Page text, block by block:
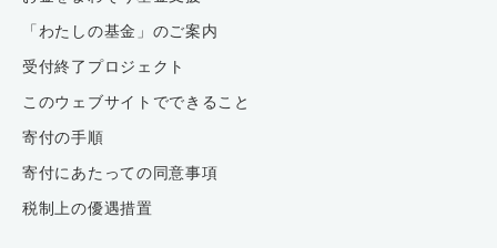
「わたしの基金」のご案内
受付終了プロジェクト
このウェブサイトでできること
寄付の手順
寄付にあたっての同意事項
税制上の優遇措置